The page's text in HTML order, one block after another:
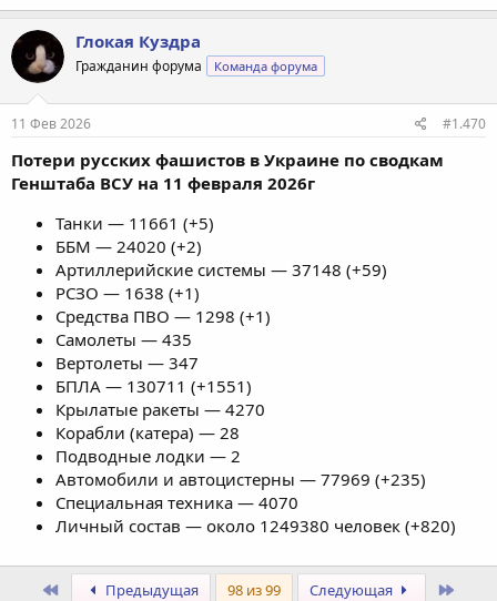
Глокая Куздра
Гражданин форума Команда форума
11 Фев 2026 #1.470
Потери русских фашистов в Украине по сводкам
Генштаба ВСУ на 11 февраля 2026г
Танки — 11661 (+5)
ББМ — 24020 (+2)
Артиллерийские системы — 37148 (+59)
РСЗО — 1638 (+1)
Средства ПВО — 1298 (+1)
Самолеты — 435
Вертолеты — 347
БПЛА — 130711 (+1551)
Крылатые ракеты — 4270
Корабли (катера) — 28
Подводные лодки — 2
Автомобили и автоцистерны — 77969 (+235)
Специальная техника — 4070
Личный состав — около 1249380 человек (+820)
ПервыйПредыдущая 98 из 99 Следующая